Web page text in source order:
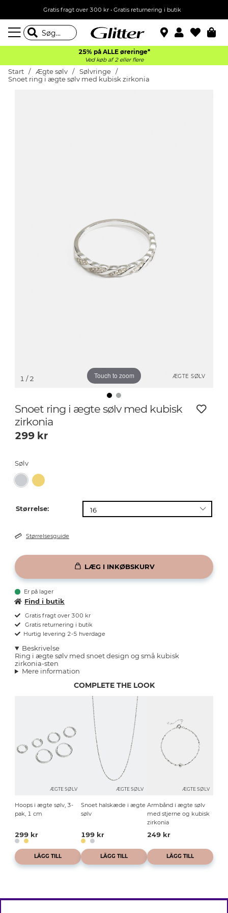
Gratis fragt over 300 kr • Gratis returnering i butik
25% på ALLE øreringe*
Ved køb af 2 eller flere
Start Ægte sølv
Sølvringe
Snoet ring i ægte sølv med kubisk zirkonia
ÆGTE SØLV
Touch to zoom
1 / 2
Snoet ring i ægte sølv med kubisk
zirkonia
299 kr
Sølv
Størrelse:
Størrelsesguide
LÆG I INKØBSKURV
Er på lager
Find i butik
Gratis fragt over 300 kr
Gratis returnering i butik
Hurtig levering 2-5 hverdage
Beskrivelse
Ring i ægte sølv med snoet design og små kubisk
zirkonia-sten
Mere information
COMPLETE THE LOOK
ÆGTE SØLV
Hoops i ægte sølv, 3-
pak, 1 cm
299 kr
LÄGG TILL
ÆGTE SØLV
Snoet halskæde i ægte
sølv
199 kr
LÄGG TILL
ÆGTE SØLV
Armbånd i ægte sølv
med stjerne og kubisk
zirkonia
249 kr
LÄGG TILL